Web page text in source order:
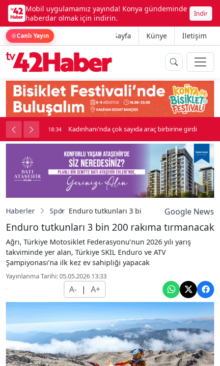
Mobil uygulamamız yayında! Konya gündeminde
haberdar olmak için indirin.
İndir
Canlı Yayın Ana Sayfa Künye İletişim
soygun 18:34 Kadınhanı'nda çok sayıda araç birbirine girdi
Haberler Spor Enduro tutkunları 3 bin 200 rakımaGoogle News
Enduro tutkunları 3 bin 200 rakıma tırmanacak
Ağrı, Türkiye Motosiklet Federasyonu’nun 2026 yılı yarış
takviminde yer alan, Türkiye SKIL Enduro ve ATV
Şampiyonası’na ilk kez ev sahipliği yapacak
Yayınlanma Tarihi: 05.05.2026 13:33
A- | A+